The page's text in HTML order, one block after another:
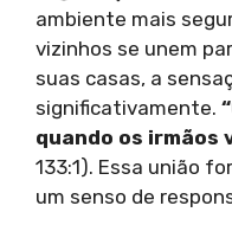
ambiente mais
vizinhos se unem
suas casas, a
significativamente.
quando os irmãos
133:1). Essa união
um senso de